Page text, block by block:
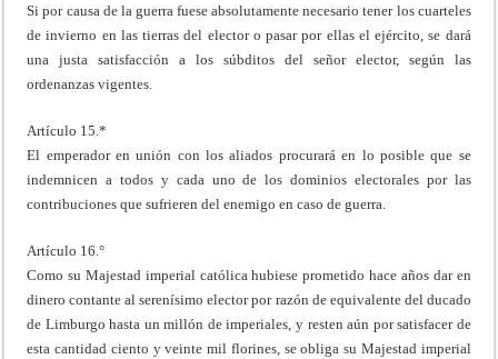
Si por causa de la guerra fuese absolutamente necesario tener los cuarteles
de invierno en las tierras del elector o pasar por ellas el ejército, se dará
una justa satisfacción a los súbditos del señor elector, según las
ordenanzas vigentes.
Artículo 15.*
El emperador en unión con los aliados procurará en lo posible que se
indemnicen a todos y cada uno de los dominios electorales por las
contribuciones que sufrieren del enemigo en caso de guerra.
Artículo 16.°
Como su Majestad imperial católica hubiese prometido hace años dar en
dinero contante al serenísimo elector por razón de equivalente del ducado
de Limburgo hasta un millón de imperiales, y resten aún por satisfacer de
esta cantidad ciento y veinte mil florines, se obliga su Majestad imperial